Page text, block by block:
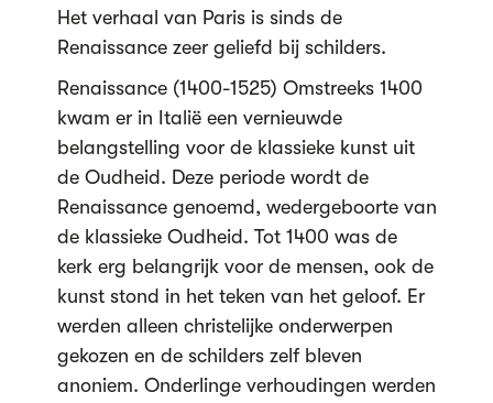
Het verhaal van Paris is sinds de
Renaissance zeer geliefd bij schilders.
Renaissance (1400-1525) Omstreeks 1400
kwam er in Italië een vernieuwde
belangstelling voor de klassieke kunst uit
de Oudheid. Deze periode wordt de
Renaissance genoemd, wedergeboorte van
de klassieke Oudheid. Tot 1400 was de
kerk erg belangrijk voor de mensen, ook de
kunst stond in het teken van het geloof. Er
werden alleen christelijke onderwerpen
gekozen en de schilders zelf bleven
anoniem. Onderlinge verhoudingen werden